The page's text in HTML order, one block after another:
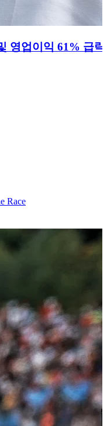
영업이익 61% 급
Race